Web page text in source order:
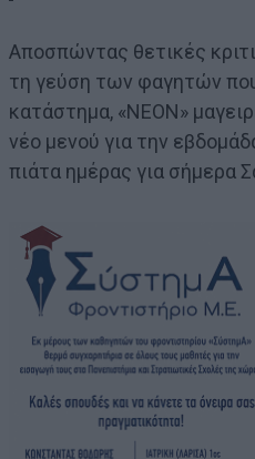
Αποσπώντας θετικές
τη γεύση των φαγητών
κατάστημα, «ΝΕΟΝ»
νέο μενού για την
πιάτα ημέρας για σήμερα